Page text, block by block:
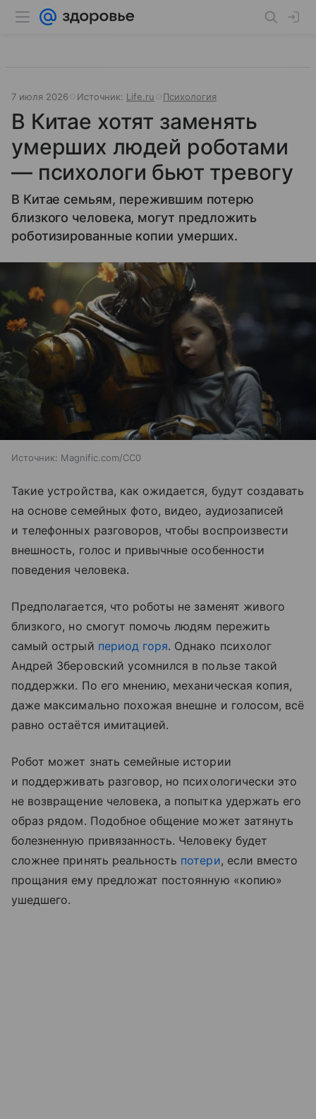
7 июля 2026 Источник: Life.ru Психология
В Китае хотят заменять
умерших людей роботами
— психологи бьют тревогу
В Китае семьям, пережившим потерю
близкого человека, могут предложить
роботизированные копии умерших.
Источник: Magnific.com/CC0
Такие устройства, как ожидается, будут создавать
на основе семейных фото, видео, аудиозаписей
и телефонных разговоров, чтобы воспроизвести
внешность, голос и привычные особенности
поведения человека.
Предполагается, что роботы не заменят живого
близкого, но смогут помочь людям пережить
самый острый период горя. Однако психолог
Андрей Зберовский усомнился в пользе такой
поддержки. По его мнению, механическая копия,
даже максимально похожая внешне и голосом, всё
равно остаётся имитацией.
Робот может знать семейные истории
и поддерживать разговор, но психологически это
не возвращение человека, а попытка удержать его
образ рядом. Подобное общение может затянуть
болезненную привязанность. Человеку будет
сложнее принять реальность потери, если вместо
прощания ему предложат постоянную «копию»
ушедшего.